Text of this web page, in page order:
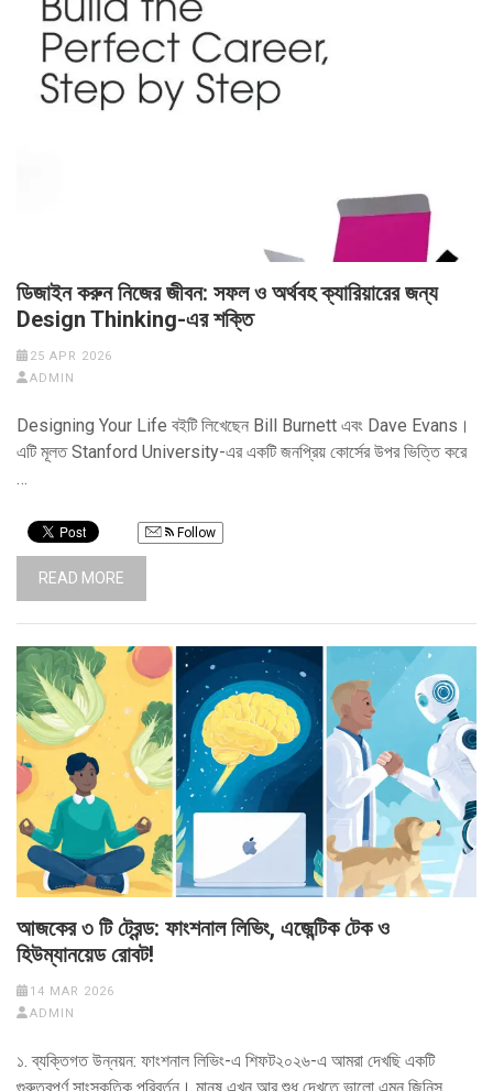
ডিজাইন করুন নিজের জীবন: সফল ও অর্থবহ ক্যারিয়ারের জন্য
Design Thinking-এর শক্তি
25 APR 2026
ADMIN
Designing Your Life বইটি লিখেছেন Bill Burnett এবং Dave Evans।
এটি মূলত Stanford University-এর একটি জনপ্রিয় কোর্সের উপর ভিত্তি করে
Follow
READ MORE
আজকের ৩ টি ট্রেন্ড: ফাংশনাল লিভিং, এজেন্টিক টেক ও
হিউম্যানয়েড রোবট!
14 MAR 2026
ADMIN
১. ব্যক্তিগত উন্নয়ন: ফাংশনাল লিভিং-এ শিফট২০২৬-এ আমরা দেখছি একটি